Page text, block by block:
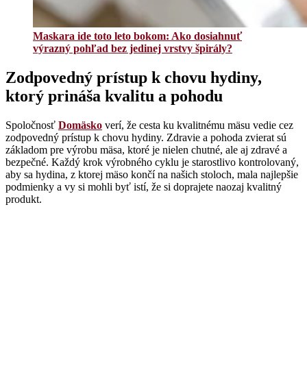
Maskara ide toto leto bokom: Ako dosiahnuť
výrazný pohľad bez jedinej vrstvy špirály?
Zodpovedný prístup k chovu hydiny,
ktorý prináša kvalitu a pohodu
Spoločnosť Domäsko verí, že cesta ku kvalitnému mäsu vedie cez
zodpovedný prístup k chovu hydiny. Zdravie a pohoda zvierat sú
základom pre výrobu mäsa, ktoré je nielen chutné, ale aj zdravé a
bezpečné. Každý krok výrobného cyklu je starostlivo kontrolovaný,
aby sa hydina, z ktorej mäso končí na našich stoloch, mala najlepšie
podmienky a vy si mohli byť istí, že si doprajete naozaj kvalitný
produkt.